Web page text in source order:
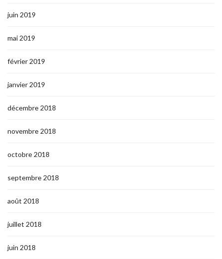
juin 2019
mai 2019
février 2019
janvier 2019
décembre 2018
novembre 2018
octobre 2018
septembre 2018
août 2018
juillet 2018
juin 2018